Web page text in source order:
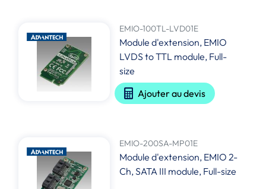
EMIO-100TL-LVD01E
Module d'extension, EMIO
LVDS to TTL module, Full-
size
Ajouter au devis
EMIO-200SA-MP01E
Module d'extension, EMIO 2-
Ch, SATA III module, Full-size